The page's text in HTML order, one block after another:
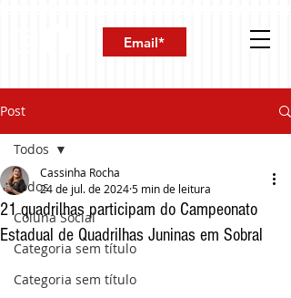
Post
Todos
Coluna Social
Categoria sem título
Categoria sem título
Todos
21 quadrilhas participam do Campeonato
Estadual de Quadrilhas Juninas em Sobral
Cassinha Rocha
24 de jul. de 20245 min de leitura